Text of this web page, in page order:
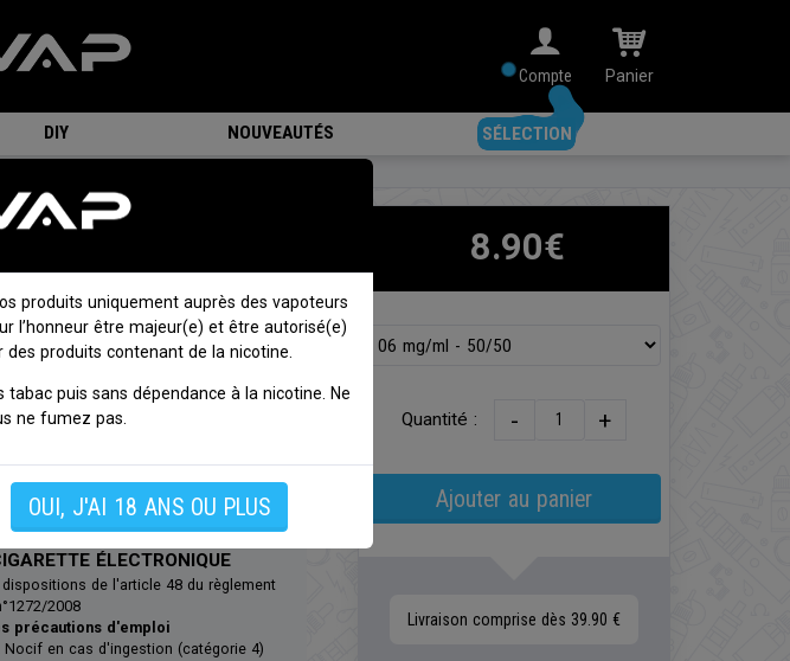
Panier
Compte
DIY NOUVEAUTÉS SÉLECTION
Aromea
votre avis
ml de nicotine.
NE VAPOTEZ PAS.
ÉLECTRONIQUE
de l'article 48 du règlement
2008
précautions d'emploi
Nocif en cas d'ingestion (catégorie 4)
8.90€
Quantité : - +
Ajouter au panier
Livraison comprise dès 39.90 €
produits uniquement auprès des vapoteurs
l’honneur être majeur(e) et être autorisé(e)
produits contenant de la nicotine.
puis sans dépendance à la nicotine. Ne
ne fumez pas.
OUI, J'AI 18 ANS OU PLUS